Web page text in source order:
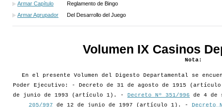
Armar Capítulo
Reglamento de Bingo
Armar Agrupador
Del Desarrollo del Juego
Volumen IX Casinos
Nota:
En el presente Volumen del Digesto Departamental se
Poder Ejecutivo: - Decreto de 31 de agosto de 1915
de junio de 1993 (artículo 1). -
Decreto Nº 351/996 de 4 de
205/997 de 12 de junio de 1997 (artículo 1). - Decreto